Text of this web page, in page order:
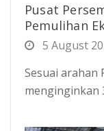
Pusat
Pemulihan
5 August
Sesuai arahan
menginginkan